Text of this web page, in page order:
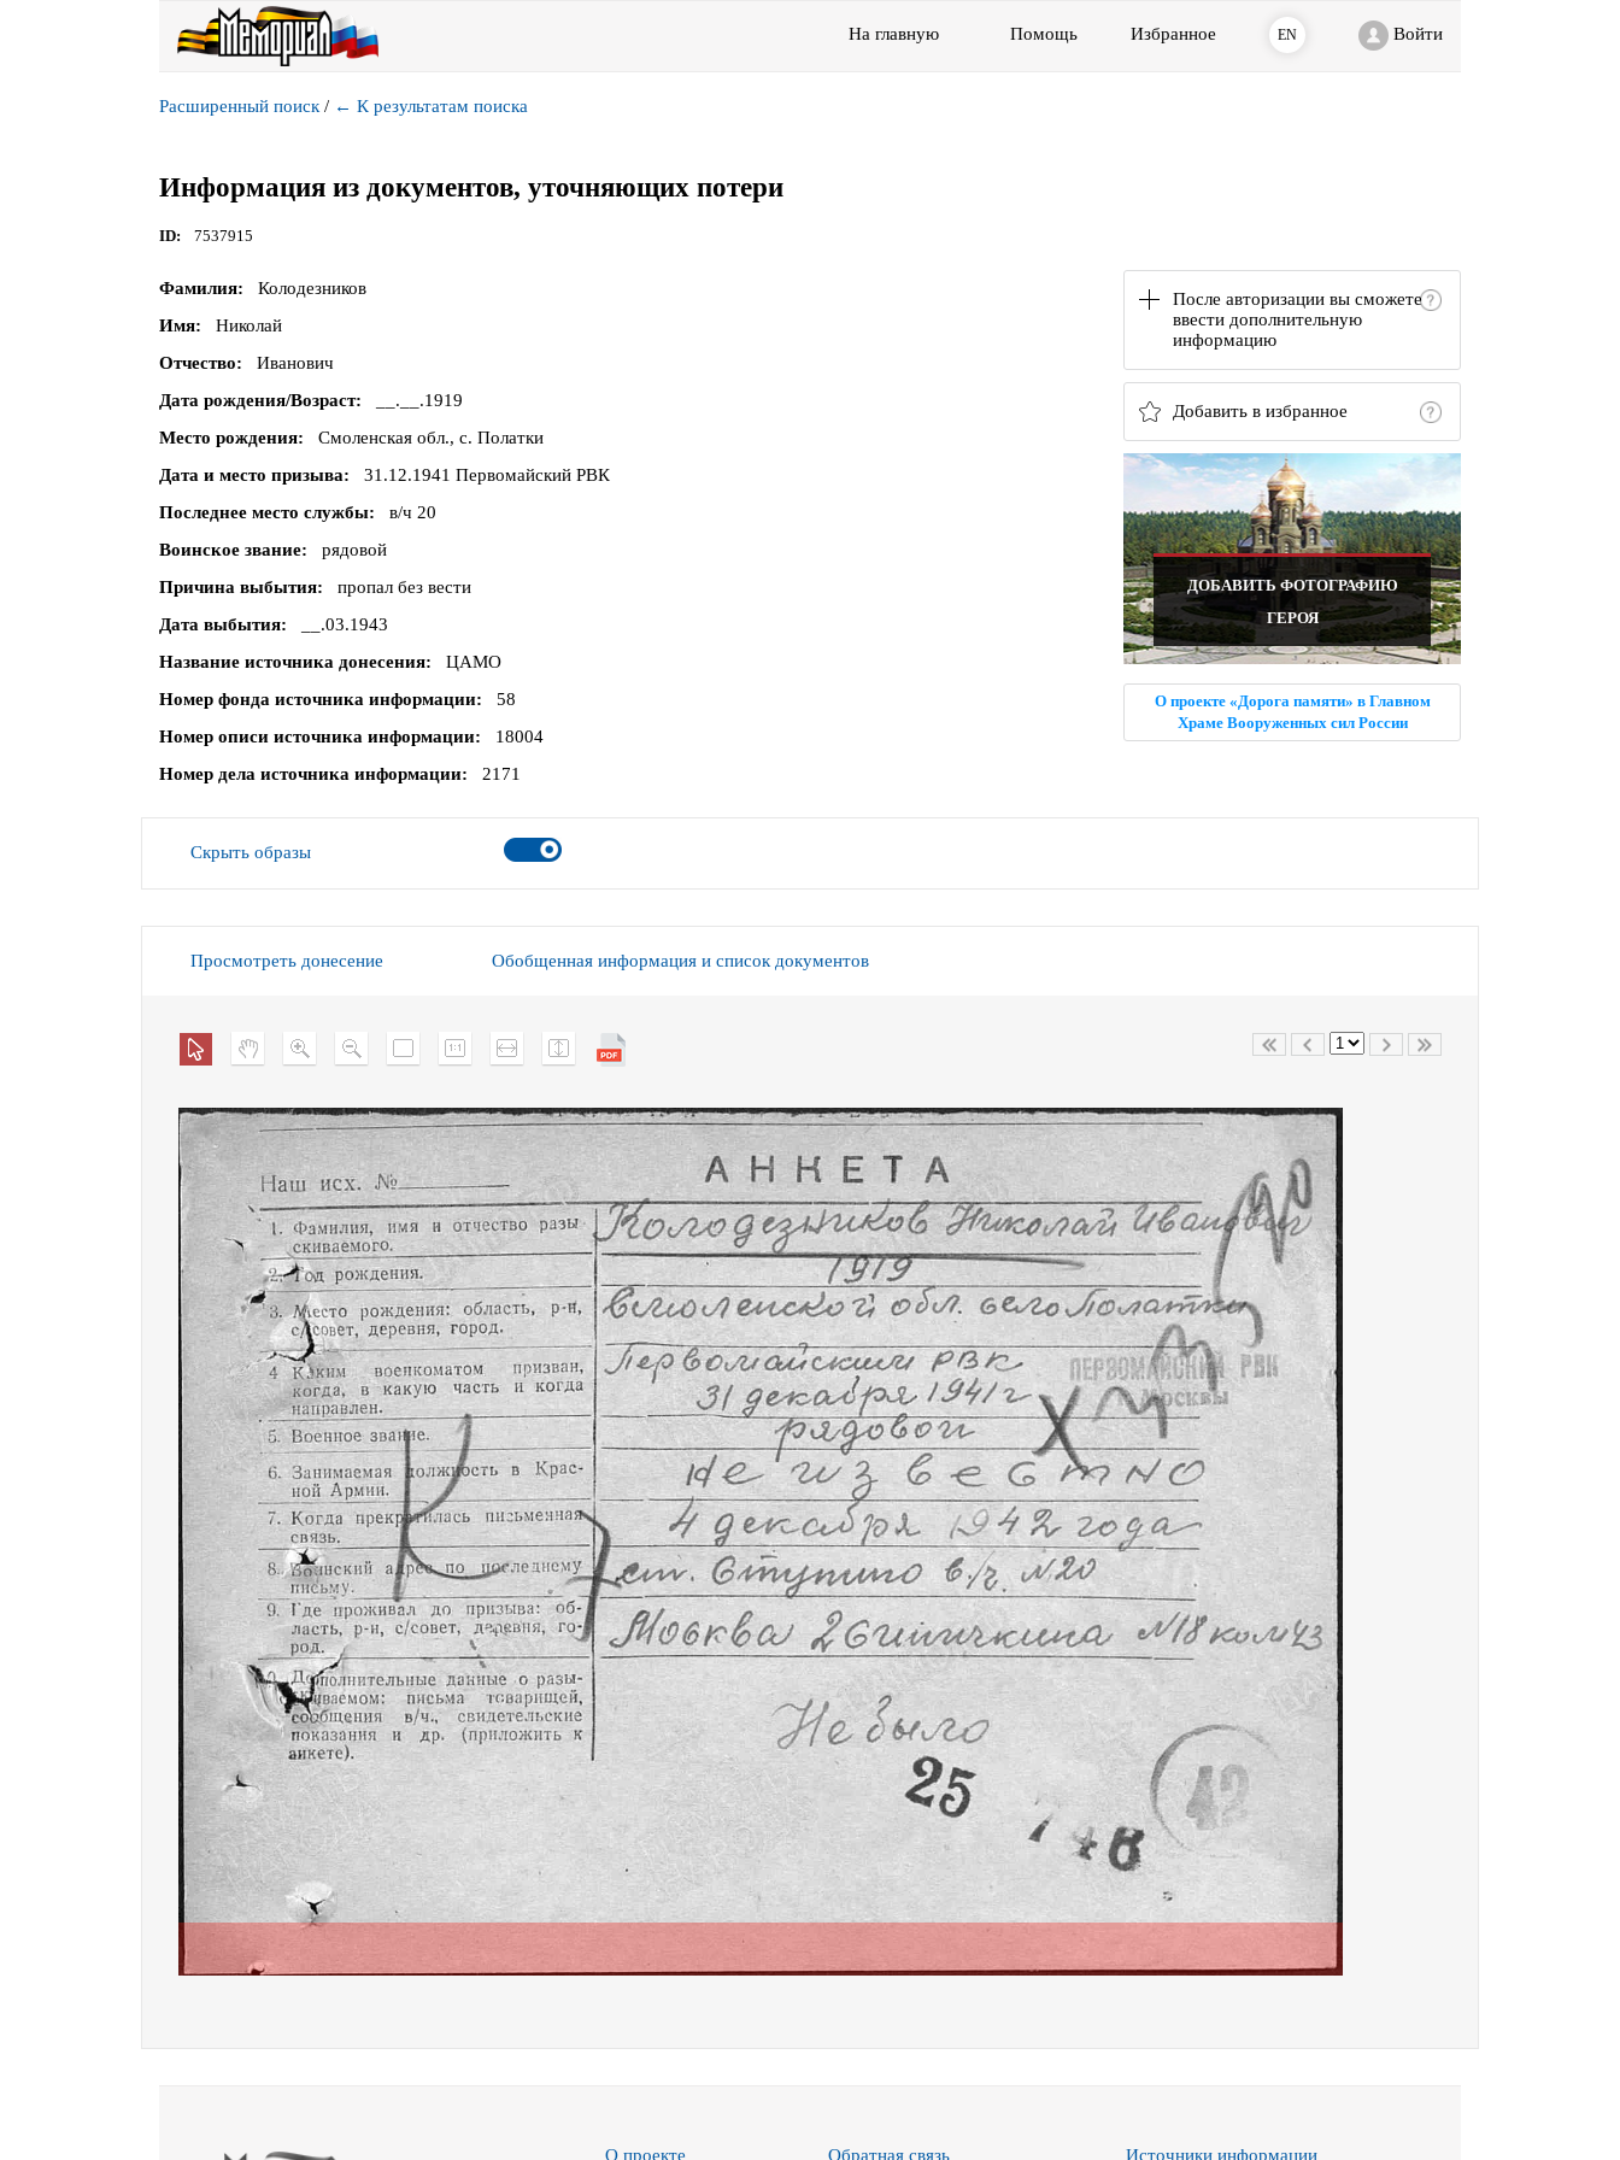
На главную Помощь Избранное EN Войти
Расширенный поиск / ← К результатам поиска
Информация из документов, уточняющих потери
ID 7537915
После авторизации вы сможете
ввести дополнительную
информацию
Добавить в избранное
ДОБАВИТЬ ФОТОГРАФИЮ
ГЕРОЯ
О проекте «Дорога памяти» в Главном
Храме Вооруженных сил России
Фамилия
Колодезников
Имя
Николай
Отчество
Иванович
Дата рождения/Возраст
__.__.1919
Место рождения
Смоленская обл., с. Полатки
Дата и место призыва
31.12.1941 Первомайский РВК
Последнее место службы
в/ч 20
Воинское звание
рядовой
Причина выбытия
пропал без вести
Дата выбытия
__.03.1943
Название источника донесения
ЦАМО
Номер фонда источника информации
58
Номер описи источника информации
18004
Номер дела источника информации
2171
Скрыть образы
Просмотреть донесение Обобщенная информация и список документов
О проекте Обратная связь Источники информации